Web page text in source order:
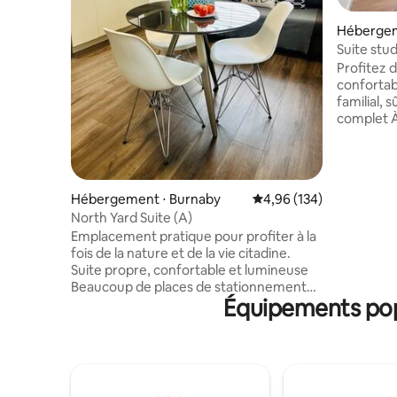
Hébergement ⋅ Burnaby Évaluation moyenne
4,96 (134)
North Yard Suite (A)
Emplacement pratique pour profiter à la
fois de la nature et de la vie citadine.
Suite propre, confortable et lumineuse
Beaucoup de places de stationnement
gratuit dans la rue juste à côté de la
Suite
propre
Profitez
familial, sûr et
complet À distance de marche des
de
dans la
Équipements